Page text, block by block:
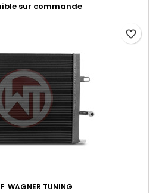
sur commande
WAGNER TUNING
favorite_border